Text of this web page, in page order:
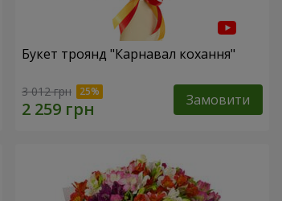
Букет троянд "Карнавал кохання"
3 012 грн Замовити